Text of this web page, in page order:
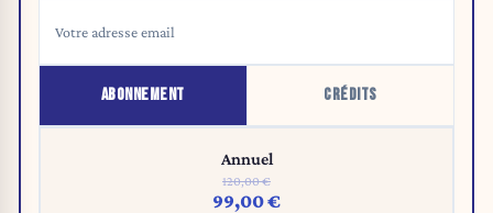
ABONNEMENT CRÉDITS
Annuel
120,00 €
99,00 €